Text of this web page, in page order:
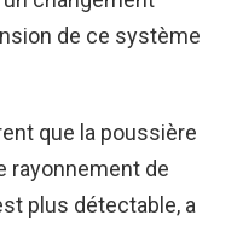
de ce système
que la poussière
rayonnement de
plus détectable, a